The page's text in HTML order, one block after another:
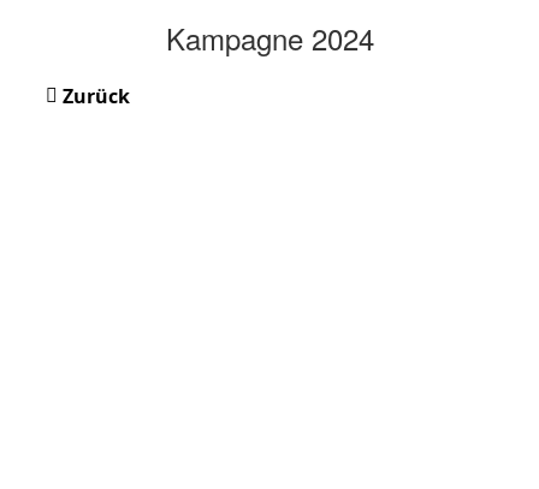
Kampagne 2024
Zurück